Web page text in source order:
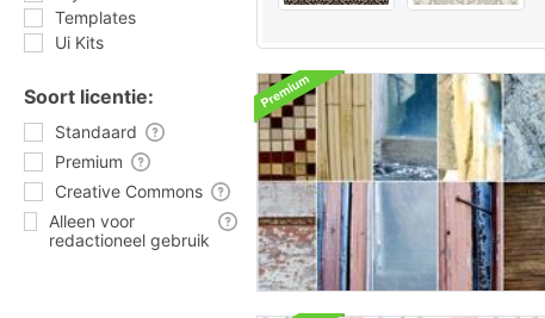
Templates
Ui Kits
Soort licentie:
Standaard
Premium
Creative Commons
Alleen voor
redactioneel gebruik